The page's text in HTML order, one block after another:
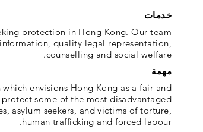
خدمات
protection in Hong Kong. Our team
quality legal representation,
counselling and social welfare.
مهمة
envisions Hong Kong as a fair and
some of the most disadvantaged
asylum seekers, and victims of torture,
human trafficking and forced labour.